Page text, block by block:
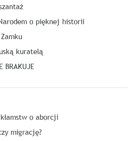
o pięknej historii
kuratelą
BRAKUJE
o aborcji
migrację?